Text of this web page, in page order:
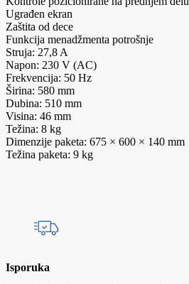
Ugrađen ekran
Zaštita od dece
Funkcija menadžmenta potrošnje
Struja: 27,8 A
Napon: 230 V (AC)
Frekvencija: 50 Hz
Širina: 580 mm
Dubina: 510 mm
Visina: 46 mm
Težina: 8 kg
Dimenzije paketa: 675 × 600 × 140 mm
Težina paketa: 9 kg
Isporuka